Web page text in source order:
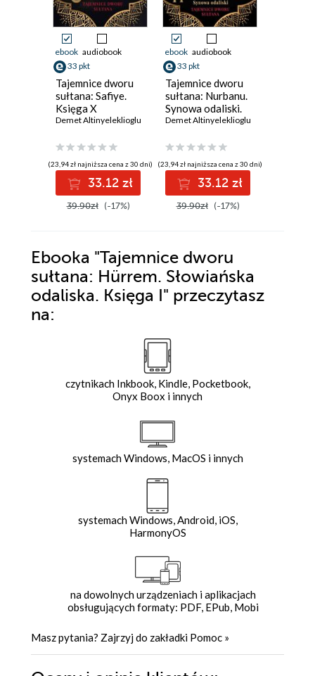
ebook audiobook
33 pkt
Tajemnice dworu
sułtana: Safiye.
Księga X
Demet Altinyeleklioglu
(23,94 zł najniższa cena z 30 dni)
33.12 zł
39.90zł (-17%)
ebook audiobook
33 pkt
Tajemnice dworu
sułtana: Nurbanu.
Synowa odaliski.
Księga V
Demet Altinyeleklioglu
(23,94 zł najniższa cena z 30 dni)
33.12 zł
39.90zł (-17%)
Ebooka "Tajemnice dworu
sułtana: Hürrem. Słowiańska
odaliska. Księga I" przeczytasz
na:
czytnikach Inkbook, Kindle, Pocketbook,
Onyx Boox i innych
systemach Windows, MacOS i innych
systemach Windows, Android, iOS,
HarmonyOS
na dowolnych urządzeniach i aplikacjach
obsługujących formaty: PDF, EPub, Mobi
Masz pytania? Zajrzyj do zakładki Pomoc »